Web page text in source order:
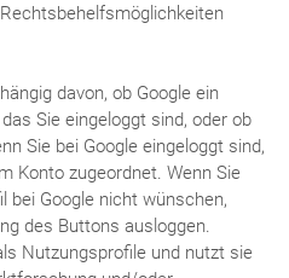
davon, ob Google ein
Sie eingeloggt sind, oder ob
Sie bei Google eingeloggt sind,
Konto zugeordnet. Wenn Sie
bei Google nicht wünschen,
des Buttons ausloggen.
Nutzungsprofile und nutzt sie